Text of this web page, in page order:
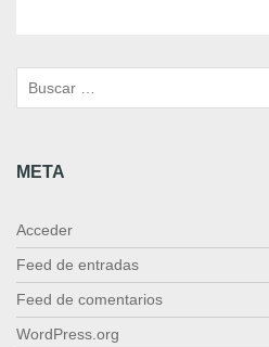
META
Acceder
Feed de entradas
Feed de comentarios
WordPress.org